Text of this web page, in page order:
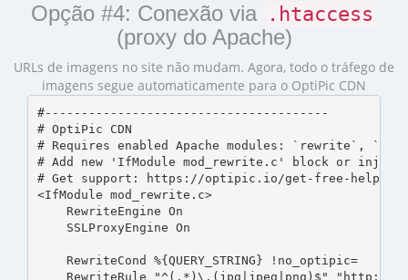
Opção #4: Conexão via .htaccess
(proxy do Apache)
URLs de imagens no site não mudam. Agora, todo o tráfego de
imagens segue automaticamente para o OptiPic CDN
#---------------------------------------
# OptiPic CDN
# Requires enabled Apache modules: `rewrite`,
# Add new 'IfModule mod_rewrite.c' block or
# Get support: https://optipic.io/get-free-help/
<IfModule mod_rewrite.c>
    RewriteEngine On
    SSLProxyEngine On
    RewriteCond %{QUERY_STRING} !no_optipic=
RewriteRule "^(.*)\.(jpg|jpeg|png)$" "http://